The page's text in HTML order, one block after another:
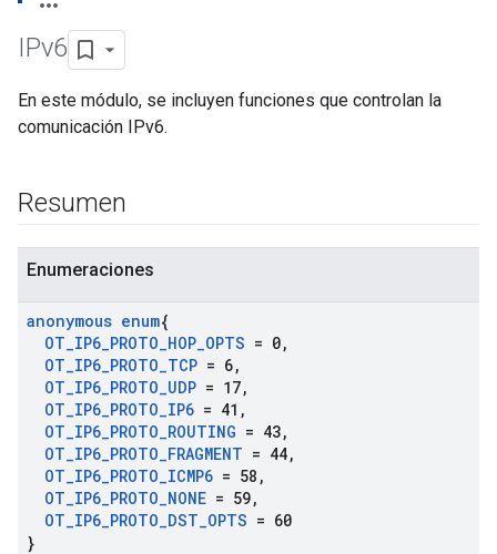
IPv6
En este módulo, se incluyen funciones que controlan la
comunicación IPv6.
Resumen
Enumeraciones
anonymous enum{
OT_IP6_PROTO_HOP_OPTS = 0,
OT_IP6_PROTO_TCP = 6,
OT_IP6_PROTO_UDP = 17,
OT_IP6_PROTO_IP6 = 41 ,
OT_IP6_PROTO_ROUTING = 43,
OT_IP6_PROTO_FRAGMENT = 44,
OT_IP6_PROTO_ICMP6 = 58 ,
OT_IP6_PROTO_NONE = 59,
OT_IP6_PROTO_DST_OPTS = 60
}